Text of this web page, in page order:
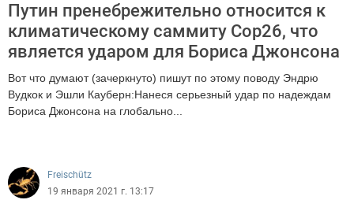
Путин пренебрежительно относится к
климатическому саммиту Cop26, что
является ударом для Бориса Джонсона
Вот что думают (зачеркнуто) пишут по этому поводу Эндрю
Вудкок и Эшли Кауберн:Нанеся серьезный удар по надеждам
Бориса Джонсона на глобально...
Freischütz
19 января 2021 г. 13:17